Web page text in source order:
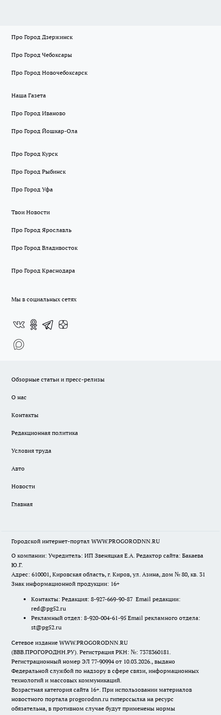
Про Город Дзержинск
Про Город Чебоксары
Про Город Новочебоксарск
Наша Газета
Про Город Иваново
Про Город Йошкар-Ола
Про Город Курск
Про Город Рыбинск
Про Город Уфа
Твои Новости
Про Город Ярославль
Про Город Владивосток
Про Город Краснодара
Мы в социальных сетях
Обзорные статьи и пресс-релизы
О нас
Контакты
Редакционная политика
Условия труда
Авто
Новости
Главная
Городской интернет-портал WWW.PROGORODNN.RU
О компании: Учредитель: ИП Звеняцкая Е.А. Редактор сайта: Бакаева
Ю.Г.
Адрес: 610001, Кировская область, г. Киров, ул. Азина, дом № 80, кв. 31
Знак информационной продукции: 16+
Контакты: Редакция: 8-927-669-90-87 Email редакции:
red@pg52.ru
Рекламный отдел: 8-920-004-61-95 Email рекламного отдела:
st@pg52.ru
Сетевое издание WWW.PROGORODNN.RU
(ВВВ.ПРОГОРОДНН.РУ). Регистрация РКН: №: 7378360181.
Регистрационный номер ЭЛ 77-90994 от 10.03.2026., выдано
Федеральной службой по надзору в сфере связи, информационных
технологий и массовых коммуникаций.
Возрастная категория сайта 16+. При использовании материалов
новостного портала progorodnn.ru гиперссылка на ресурс
обязательна, в противном случае будут применены нормы